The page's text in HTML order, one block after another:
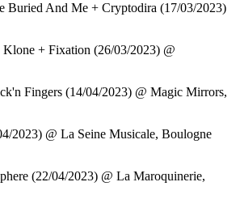
Buried And Me + Cryptodira (17/03/2023)
+ Fixation (26/03/2023) @
Fingers (14/04/2023) @ Magic Mirrors,
2023) @ La Seine Musicale, Boulogne
(22/04/2023) @ La Maroquinerie,